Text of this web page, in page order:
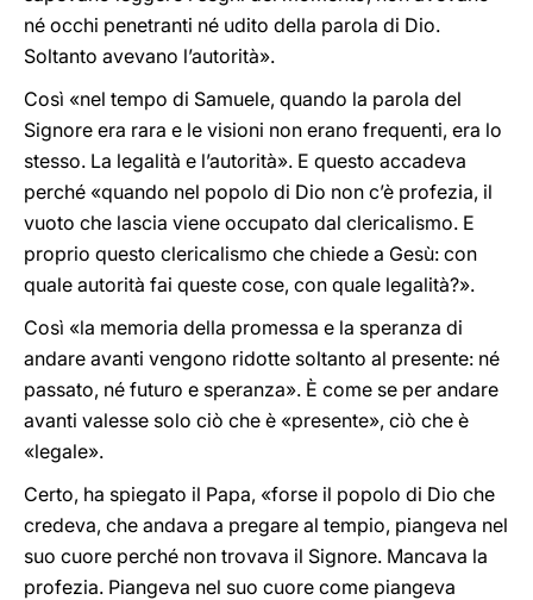
né occhi penetranti né udito della parola di Dio.
Soltanto avevano l’autorità».
Così «nel tempo di Samuele, quando la parola del
Signore era rara e le visioni non erano frequenti, era lo
stesso. La legalità e l’autorità». E questo accadeva
perché «quando nel popolo di Dio non c’è profezia, il
vuoto che lascia viene occupato dal clericalismo. E
proprio questo clericalismo che chiede a Gesù: con
quale autorità fai queste cose, con quale legalità?».
Così «la memoria della promessa e la speranza di
andare avanti vengono ridotte soltanto al presente: né
passato, né futuro e speranza». È come se per andare
avanti valesse solo ciò che è «presente», ciò che è
«legale».
Certo, ha spiegato il Papa, «forse il popolo di Dio che
credeva, che andava a pregare al tempio, piangeva nel
suo cuore perché non trovava il Signore. Mancava la
profezia. Piangeva nel suo cuore come piangeva